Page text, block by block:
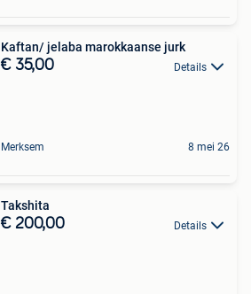
Kaftan/ jelaba marokkaanse jurk
€ 35,00 Details
Merksem 8 mei 26
Takshita
€ 200,00 Details